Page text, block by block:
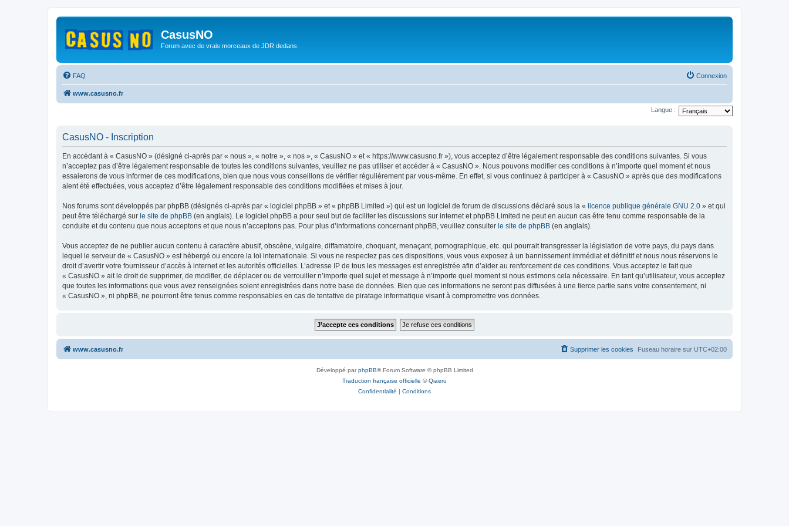
CasusNO
Forum avec de vrais morceaux de JDR dedans.
FAQ Connexion
www.casusno.fr
Langue :
CasusNO - Inscription
En accédant à « CasusNO » (désigné ci-après par « nous », « notre », « nos », « CasusNO » et « https://www.casusno.fr »), vous acceptez d’être légalement responsable des conditions suivantes. Si vous
n’acceptez pas d’être légalement responsable de toutes les conditions suivantes, veuillez ne pas utiliser et accéder à « CasusNO ». Nous pouvons modifier ces conditions à n’importe quel moment et nous
essaierons de vous informer de ces modifications, bien que nous vous conseillons de vérifier régulièrement par vous-même. En effet, si vous continuez à participer à « CasusNO » après que des modifications
aient été effectuées, vous acceptez d’être légalement responsable des conditions modifiées et mises à jour.
Nos forums sont développés par phpBB (désignés ci-après par « logiciel phpBB » et « phpBB Limited ») qui est un logiciel de forum de discussions déclaré sous la « licence publique générale GNU 2.0 » et qui
peut être téléchargé sur le site de phpBB (en anglais). Le logiciel phpBB a pour seul but de faciliter les discussions sur internet et phpBB Limited ne peut en aucun cas être tenu comme responsable de la
conduite et du contenu que nous acceptons et que nous n’acceptons pas. Pour plus d’informations concernant phpBB, veuillez consulter le site de phpBB (en anglais).
Vous acceptez de ne publier aucun contenu à caractère abusif, obscène, vulgaire, diffamatoire, choquant, menaçant, pornographique, etc. qui pourrait transgresser la législation de votre pays, du pays dans
lequel le serveur de « CasusNO » est hébergé ou encore la loi internationale. Si vous ne respectez pas ces dispositions, vous vous exposez à un bannissement immédiat et définitif et nous nous réservons le
droit d’avertir votre fournisseur d’accès à internet et les autorités officielles. L’adresse IP de tous les messages est enregistrée afin d’aider au renforcement de ces conditions. Vous acceptez le fait que
« CasusNO » ait le droit de supprimer, de modifier, de déplacer ou de verrouiller n’importe quel sujet et message à n’importe quel moment si nous estimons cela nécessaire. En tant qu’utilisateur, vous acceptez
que toutes les informations que vous avez renseignées soient enregistrées dans notre base de données. Bien que ces informations ne seront pas diffusées à une tierce partie sans votre consentement, ni
« CasusNO », ni phpBB, ne pourront être tenus comme responsables en cas de tentative de piratage informatique visant à compromettre vos données.
www.casusno.fr Fuseau horaire sur UTC+02:00
Supprimer les cookies
Développé parphpBB® Forum Software © phpBB Limited
Traduction française officielle ©Qiaeru
Confidentialité | Conditions